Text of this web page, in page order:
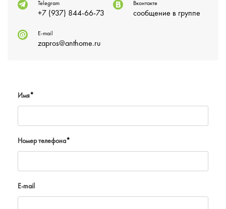
Telegram
+7 (937) 844-66-73
Вконтакте
сообщение в группе
E-mail
zapros@anthome.ru
Имя*
Номер телефона*
E-mail